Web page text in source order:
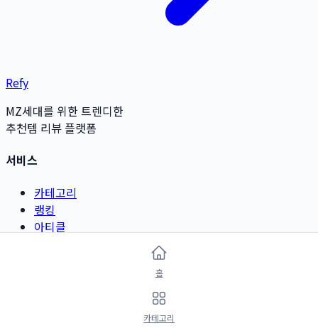
Refy
MZ세대를 위한 트렌디한
추천템 리뷰 플랫폼
서비스
카테고리
랭킹
아티클
홈
카테고리